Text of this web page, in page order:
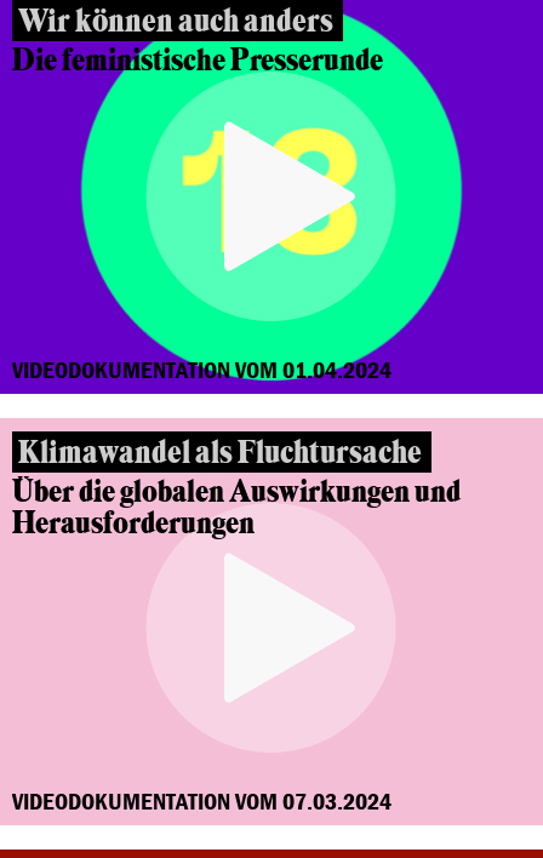
Wir können auch anders
Die feministische Presserunde
VIDEODOKUMENTATION VOM 01.04.2024
Klimawandel als Fluchtursache
Über die globalen Auswirkungen und
Herausforderungen
VIDEODOKUMENTATION VOM 07.03.2024